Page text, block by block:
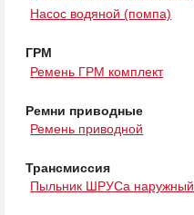
Насос водяной (помпа)
ГРМ
Ремень ГРМ комплект
Ремни приводные
Ремень приводной
Трансмиссия
Пыльник ШРУСа наружный